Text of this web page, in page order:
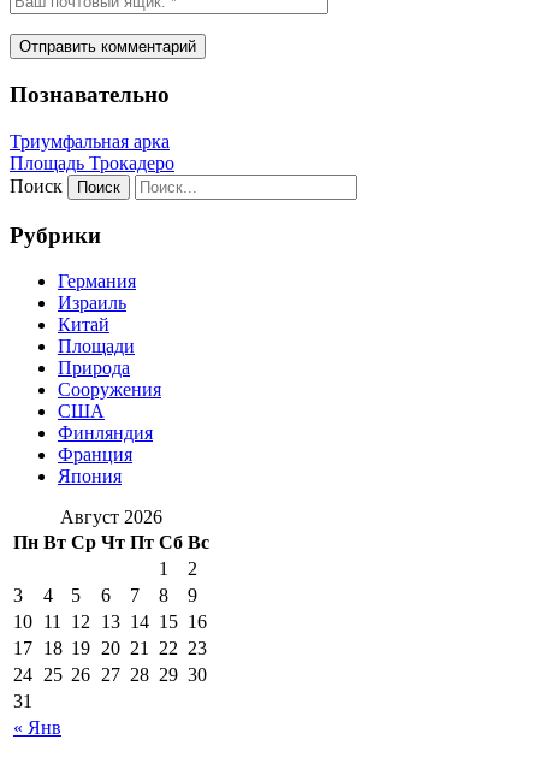
Познавательно
Триумфальная арка
Площадь Трокадеро
Поиск
Рубрики
Германия
Израиль
Китай
Площади
Природа
Сооружения
США
Финляндия
Франция
Япония
Август 2026
Пн Вт Ср Чт Пт Сб Вс
« Янв
1
2
3
4 5 6 7 8
9
10 11 12 13 14 15 16
17 18 19 20 21 22 23
24 25 26 27 28 29 30
31